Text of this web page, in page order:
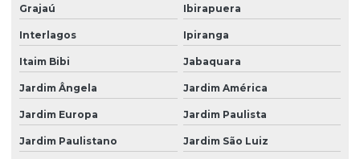
Onde comprar pressostatos
Pressostato qual o valor
Pressostato quanto custa
Pressostatos
Grajaú Ibirapuera
Interlagos Ipiranga
Itaim Bibi Jabaquara
Jardim Ângela Jardim América
Jardim Europa Jardim Paulista
Jardim Paulistano Jardim São Luiz